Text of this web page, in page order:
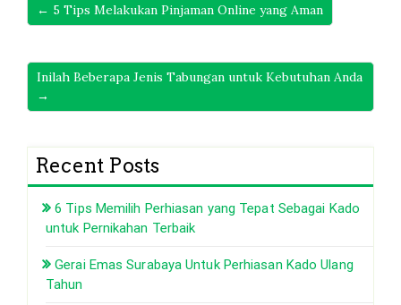
← 5 Tips Melakukan Pinjaman Online yang Aman
Inilah Beberapa Jenis Tabungan untuk Kebutuhan Anda
→
Recent Posts
6 Tips Memilih Perhiasan yang Tepat Sebagai Kado
untuk Pernikahan Terbaik
Gerai Emas Surabaya Untuk Perhiasan Kado Ulang
Tahun